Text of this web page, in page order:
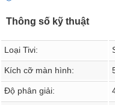
Thông số kỹ thuật
Loại Tivi:
Kích cỡ màn hình:
Độ phân giải: